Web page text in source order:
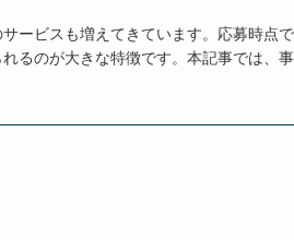
ービスも増えてきています。応募時点
るのが大きな特徴です。本記事では、